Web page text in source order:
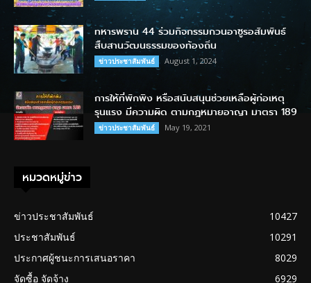
ทหารพราน 44 ร่วมกิจกรรมกวนอาซูรอสัมพันธ์
สืบสานวัฒนธรรมของท้องถิ่น
ข่าวประชาสัมพันธ์ August 1, 2024
การให้ที่พักพิง หรือสนับสนุนช่วยเหลือผู้ก่อเหตุ
รุนแรง มีความผิด ตามกฎหมายอาญา มาตรา 189
ข่าวประชาสัมพันธ์ May 19, 2021
หมวดหมู่ข่าว
ข่าวประชาสัมพันธ์
10427
ประชาสัมพันธ์
10291
ประกาศผู้ชนะการเสนอราคา
8029
จัดซื้อ จัดจ้าง
6929